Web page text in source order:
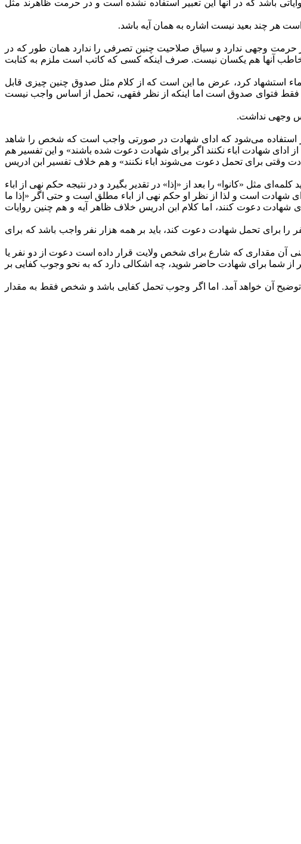
باشد که در آنها این تعبیر استفاده نشده است و در حرمت ظاهرند مثل
هر چند بعید نیست اشاره به همان آیه باشد.
حرمت وجهی ندارد و سیاق صلاحیت چنین تصرفی را ندارد همان طور که در
مخاطب آنها هم یکسان نیست. صرف اینکه کسی که کاتب است ملزم به کتابت
استشهاد کرد، عرض ما این است که از کلام مثل صدوق چنین چیزی قابل
فقط فتوای صدوق است اما اینکه از نظر فقهی، تحمل از اساس واجب نیست
وجهی نداشت.
طور استفاده می‌شود که ادای شهادت در صورتی واجب است که شخص را شاهد
شهادت اباء نکنند اگر برای شهادت دعوت شده باشند» و این تفسیر هم
وقتی برای تحمل دعوت می‌شوند اباء نکنند» و هم خلاف تفسیر ابن ادریس
مثل «کانوا» را بعد از «إذا» در تقدیر بگیرد و در نتیجه حکم نهی از اباء
شهادت است و لذا از نظر او حکم نهی از اباء مطلق است و حتی اگر «إذا ما
دعوت کنند، اما کلام ابن ادریس خلاف ظاهر آیه و هم چنین روایات
برای تحمل شهادت دعوت کند، باید بر همه هزار نفر واجب باشد که برای
آن مقداری که شارع برای شخص ولایت قرار داده است دعوت از دو نفر یا
از شما برای شهادت حاضر شوید، چه اشکالی دارد که به نحو وجوب کفایی بر
آن خواهد آمد. اما اگر وجوب تحمل کفایی باشد و شخص فقط به مقدار